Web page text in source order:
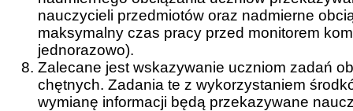
nauczycieli przedmiotów oraz nadmierne
maksymalny czas pracy przed monitorem
jednorazowo).
Zalecane jest wskazywanie uczniom zadań
chętnych. Zadania te z wykorzystaniem
wymianę informacji będą przekazywane